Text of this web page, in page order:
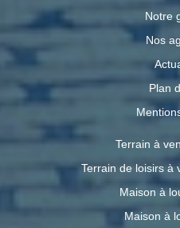
Notre
Nos
Plan
Terrain à
Terrain de loisirs à
Maison à
Maison à